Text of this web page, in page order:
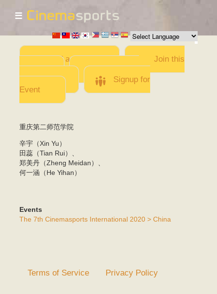
Skip to
main
content
☰
Add a Movie
Join this
Team
Invite team
members
Signup for
Event
重庆第二师范学院
辛宇（Xin Yu）
田蕊（Tian Rui）、
郑美丹（Zheng Meidan）、
何一涵（He Yihan）
Events
The 7th Cinemasports International 2020 > China
Terms of Service Privacy Policy